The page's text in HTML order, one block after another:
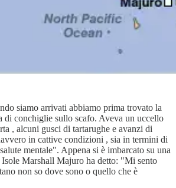
siamo arrivati ​​abbiamo prima trovato la
di conchiglie sullo scafo. Aveva un uccello
, alcuni gusci di tartarughe e avanzi di
in cattive condizioni , sia in termini di
mentale". Appena si è imbarcato su una
Marshall Majuro ha detto: "Mi sento
non so dove sono o quello che è